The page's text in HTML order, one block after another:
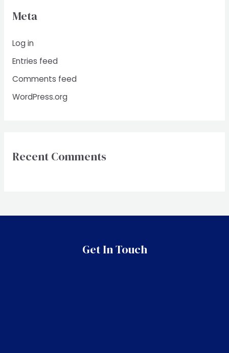
Meta
Log in
Entries feed
Comments feed
WordPress.org
Recent Comments
Get In Touch